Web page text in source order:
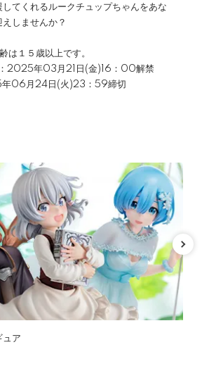
てくれるルークチュップちゃんをあな
しませんか？
は１５歳以上です。
2025年03月21日(金)16：00解禁
06月24日(火)23：59締切
ュア